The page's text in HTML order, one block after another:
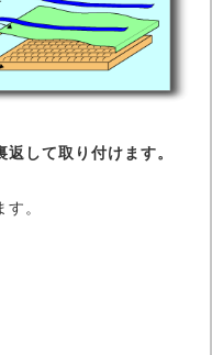
返して取り付けます。
。